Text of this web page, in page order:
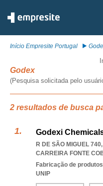
Início Empresite Portugal
Godex
(Pesquisa solicitada pelo
2 resultados de busca
Godexi
R DE SÃO MIGUEL
CARREIRA FONTE
Fabricação de
UNIP